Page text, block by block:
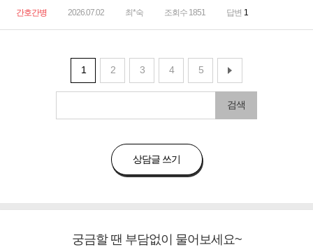
간호간병 2026.07.02 최*숙 조회수 1851 답변 1
1 2 3 4 5
검색
상담글 쓰기
궁금할 땐 부담없이 물어보세요~